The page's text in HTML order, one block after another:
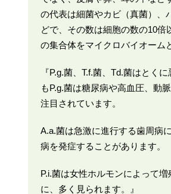
の代表は細菌やカビ（真菌）、
どで、その数は細胞の数の10
の集合体をマイクロバイオーム
『P.g.菌、T.f.菌、Td.菌はとく
もP.g.菌は糖尿病や高血圧、動
注目されています。
A.a.菌は急激に進行する歯周病
病を発症することがあります。
P.i.菌は女性ホルモンによって
に、多く見られます。』